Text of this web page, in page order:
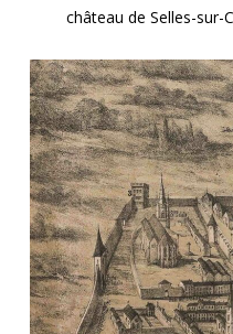
château de Selles-sur-